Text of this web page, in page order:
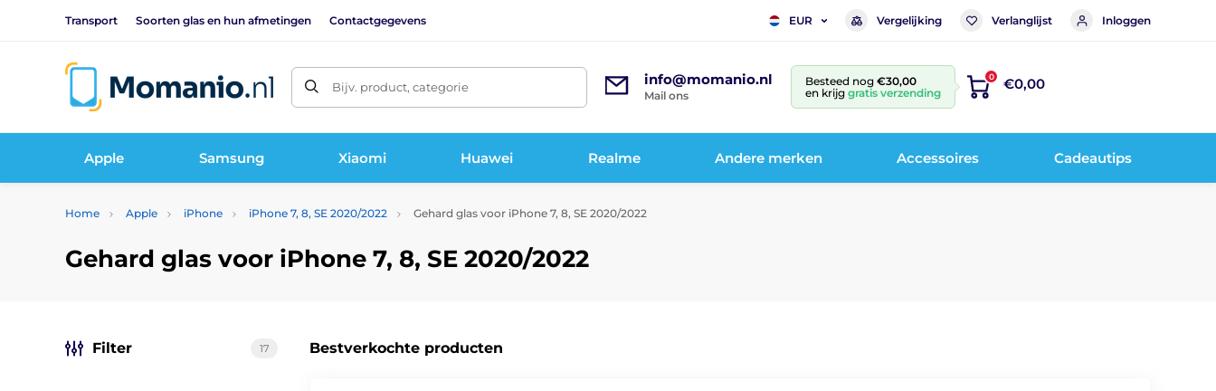
Transport Soorten glas en hun afmetingen Contactgegevens EUR Vergelijking Verlanglijst Inloggen
Bijv. product, categorie info@momanio.nl
Mail ons
Besteed nog €30,00
en krijg gratis verzending
0 €0,00
Apple Samsung Xiaomi Huawei Realme Andere merken Accessoires Cadeautips
Home Apple iPhone iPhone 7, 8, SE 2020/2022 Gehard glas voor iPhone 7, 8, SE 2020/2022
Gehard glas voor iPhone 7, 8, SE 2020/2022
Bestverkochte producten
Filter 17